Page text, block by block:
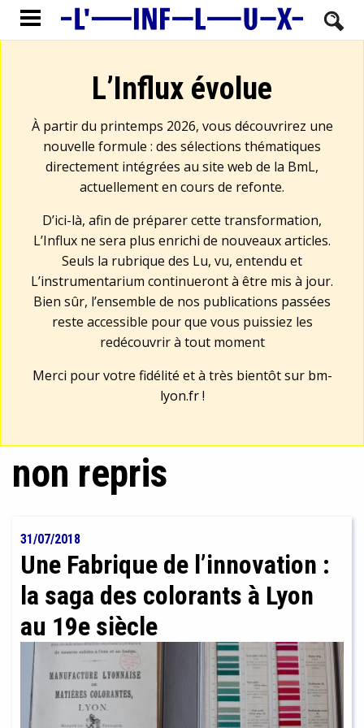
L’Influx évolue
À partir du printemps 2026, vous découvrirez une
nouvelle formule : des sélections thématiques
directement intégrées au site web de la BmL,
actuellement en cours de refonte.
D’ici-là, afin de préparer cette transformation,
L’Influx ne sera plus enrichi de nouveaux articles.
Seuls la rubrique des Lu, vu, entendu et
L’instrumentarium continueront à être mis à jour.
Bien sûr, l’ensemble de nos publications passées
reste accessible pour que vous puissiez les
redécouvrir à tout moment
Merci pour votre fidélité et à très bientôt sur bm-
lyon.fr!
non repris
31/07/2018
Une Fabrique de l’innovation :
la saga des colorants à Lyon
au 19e siècle